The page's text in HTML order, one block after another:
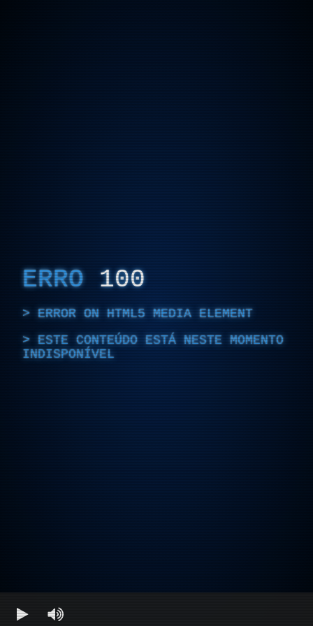
ERRO 100
ERROR ON HTML5 MEDIA ELEMENT
ESTE CONTEÚDO ESTÁ NESTE MOMENTO
INDISPONÍVEL